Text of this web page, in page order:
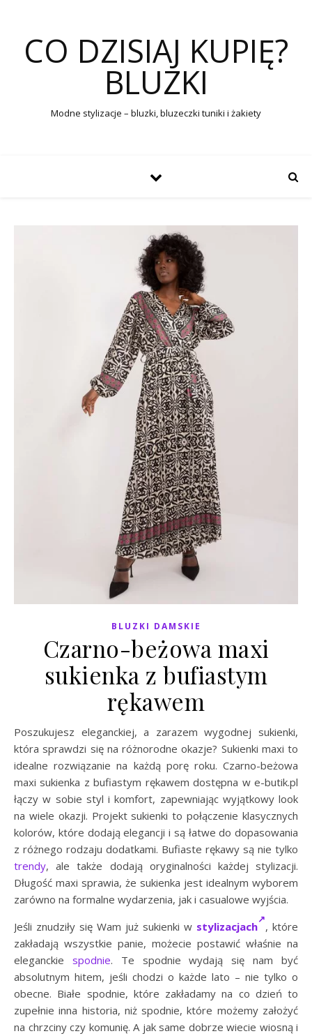
CO DZISIAJ KUPIĘ?
BLUZKI
Modne stylizacje – bluzki, bluzeczki tuniki i żakiety
BLUZKI DAMSKIE
Czarno-beżowa maxi
sukienka z bufiastym
rękawem
Poszukujesz eleganckiej, a zarazem wygodnej sukienki,
która sprawdzi się na różnorodne okazje? Sukienki maxi to
idealne rozwiązanie na każdą porę roku. Czarno-beżowa
maxi sukienka z bufiastym rękawem dostępna w e-butik.pl
łączy w sobie styl i komfort, zapewniając wyjątkowy look
na wiele okazji. Projekt sukienki to połączenie klasycznych
kolorów, które dodają elegancji i są łatwe do dopasowania
z różnego rodzaju dodatkami. Bufiaste rękawy są nie tylko
trendy, ale także dodają oryginalności każdej stylizacji.
Długość maxi sprawia, że sukienka jest idealnym wyborem
zarówno na formalne wydarzenia, jak i casualowe wyjścia.
Jeśli znudziły się Wam już sukienki w stylizacjach , które
zakładają wszystkie panie, możecie postawić właśnie na
eleganckie spodnie. Te spodnie wydają się nam być
absolutnym hitem, jeśli chodzi o każde lato – nie tylko o
obecne. Białe spodnie, które zakładamy na co dzień to
zupełnie inna historia, niż spodnie, które możemy założyć
na chrzciny czy komunię. A jak same dobrze wiecie wiosną i